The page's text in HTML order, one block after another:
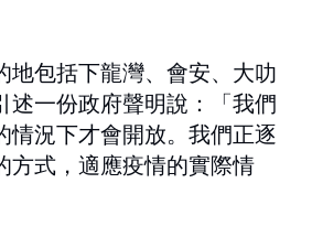
地包括下龍灣、會安、大叻
述一份政府聲明說：「我們
情況下才會開放。我們正逐
方式，適應疫情的實際情